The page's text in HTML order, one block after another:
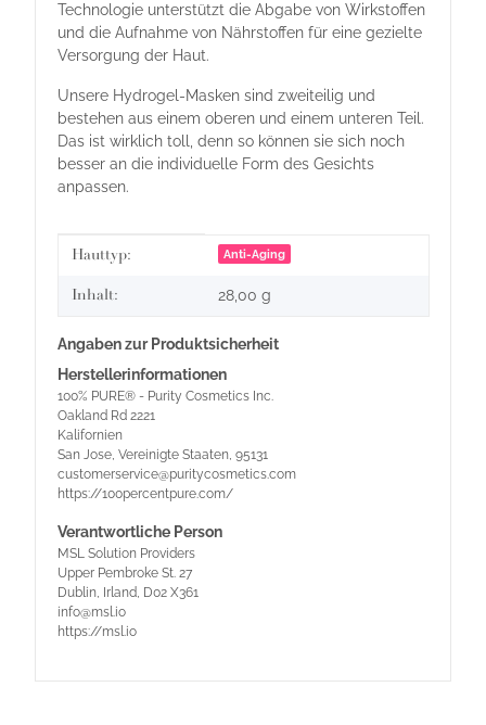
Technologie unterstützt die Abgabe von Wirkstoffen
und die Aufnahme von Nährstoffen für eine gezielte
Versorgung der Haut.
Unsere Hydrogel-Masken sind zweiteilig und
bestehen aus einem oberen und einem unteren Teil.
Das ist wirklich toll, denn so können sie sich noch
besser an die individuelle Form des Gesichts
anpassen.
Produkteigenschaft
Wert
Hauttyp: Anti-Aging
Inhalt: 28,00 g
Angaben zur Produktsicherheit
Herstellerinformationen
100% PURE® - Purity Cosmetics Inc.
Oakland Rd 2221
Kalifornien
San Jose, Vereinigte Staaten, 95131
customerservice@puritycosmetics.com
https://100percentpure.com/
Verantwortliche Person
MSL Solution Providers
Upper Pembroke St. 27
Dublin, Irland, D02 X361
info@msl.io
https://msl.io